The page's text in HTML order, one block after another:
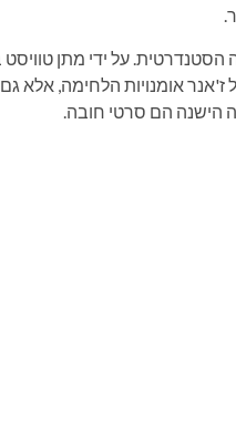
על ידי מתן טוויסט
אומנויות הלחימה, אלא
הישנה הם סרטי חובה.